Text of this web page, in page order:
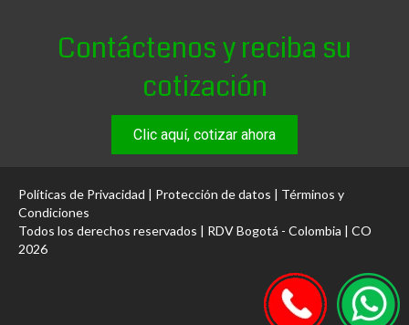
Contáctenos y reciba su
cotización
Clic aquí, cotizar ahora
Políticas de Privacidad | Protección de datos | Términos y
Condiciones
Todos los derechos reservados | RDV Bogotá - Colombia | CO
2026